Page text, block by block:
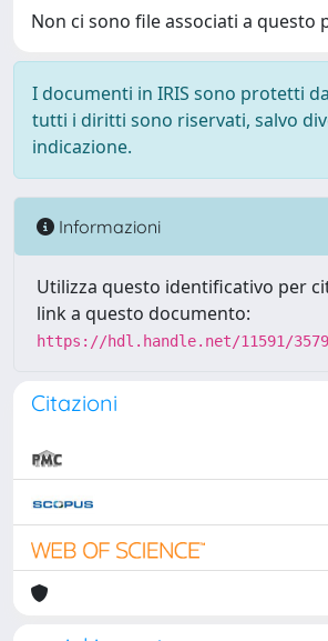
Non ci sono file associati a questo
I documenti in IRIS sono protetti
tutti i diritti sono riservati, salvo
indicazione.
Informazioni
Utilizza questo identificativo per
link a questo documento:
https://hdl.handle.net/11591/
Citazioni